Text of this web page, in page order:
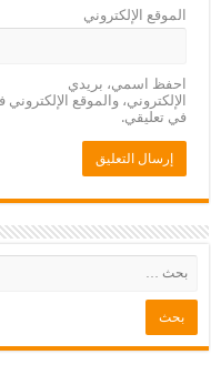
الموقع الإلكتروني
احفظ اسمي، بريدي
الإلكتروني، والموقع
في تعليقي.